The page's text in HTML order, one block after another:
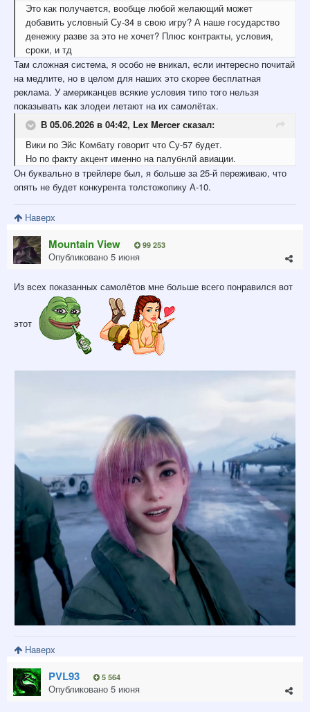
Это как получается, вообще любой желающий может
добавить условный Су-34 в свою игру? А наше государство
денежку разве за это не хочет? Плюс контракты, условия,
сроки, и тд
Там сложная система, я особо не вникал, если интересно почитай
на медлите, но в целом для наших это скорее бесплатная
реклама. У американцев всякие условия типо того нельзя
показывать как злодеи летают на их самолётах.
В 05.06.2026 в 04:42, Lex Mercer сказал:
Вики по Эйс Комбату говорит что Су-57 будет.
Но по факту акцент именно на палубнлй авиации.
Он буквально в трейлере был, я больше за 25-й переживаю, что
опять не будет конкурента толстожопику А-10.
Наверх
Mountain View 99 253
Опубликовано 5 июня
Из всех показанных самолётов мне больше всего понравился вот
этот
Наверх
PVL93 5 564
Опубликовано 5 июня